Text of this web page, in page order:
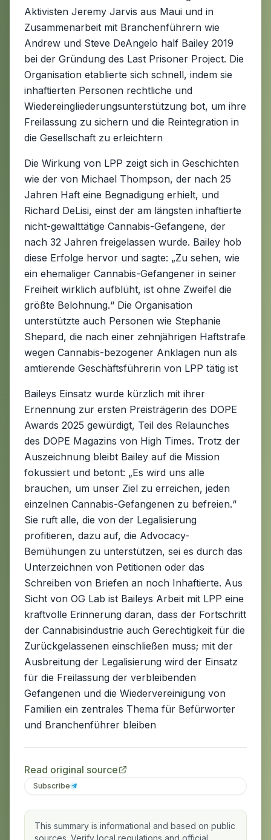
Aktivisten Jeremy Jarvis aus Maui und in
Zusammenarbeit mit Branchenführern wie
Andrew und Steve DeAngelo half Bailey 2019
bei der Gründung des Last Prisoner Project. Die
Organisation etablierte sich schnell, indem sie
inhaftierten Personen rechtliche und
Wiedereingliederungsunterstützung bot, um ihre
Freilassung zu sichern und die Reintegration in
die Gesellschaft zu erleichtern
Die Wirkung von LPP zeigt sich in Geschichten
wie der von Michael Thompson, der nach 25
Jahren Haft eine Begnadigung erhielt, und
Richard DeLisi, einst der am längsten inhaftierte
nicht-gewalttätige Cannabis-Gefangene, der
nach 32 Jahren freigelassen wurde. Bailey hob
diese Erfolge hervor und sagte: „Zu sehen, wie
ein ehemaliger Cannabis-Gefangener in seiner
Freiheit wirklich aufblüht, ist ohne Zweifel die
größte Belohnung.“ Die Organisation
unterstützte auch Personen wie Stephanie
Shepard, die nach einer zehnjährigen Haftstrafe
wegen Cannabis-bezogener Anklagen nun als
amtierende Geschäftsführerin von LPP tätig ist
Baileys Einsatz wurde kürzlich mit ihrer
Ernennung zur ersten Preisträgerin des DOPE
Awards 2025 gewürdigt, Teil des Relaunches
des DOPE Magazins von High Times. Trotz der
Auszeichnung bleibt Bailey auf die Mission
fokussiert und betont: „Es wird uns alle
brauchen, um unser Ziel zu erreichen, jeden
einzelnen Cannabis-Gefangenen zu befreien.“
Sie ruft alle, die von der Legalisierung
profitieren, dazu auf, die Advocacy-
Bemühungen zu unterstützen, sei es durch das
Unterzeichnen von Petitionen oder das
Schreiben von Briefen an noch Inhaftierte. Aus
Sicht von OG Lab ist Baileys Arbeit mit LPP eine
kraftvolle Erinnerung daran, dass der Fortschritt
der Cannabisindustrie auch Gerechtigkeit für die
Zurückgelassenen einschließen muss; mit der
Ausbreitung der Legalisierung wird der Einsatz
für die Freilassung der verbleibenden
Gefangenen und die Wiedervereinigung von
Familien ein zentrales Thema für Befürworter
und Branchenführer bleiben
Read original source
Subscribe
This summary is informational and based on public
sources. Verify local regulations and official